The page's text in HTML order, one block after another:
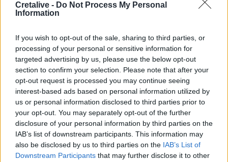
Cretalive - Do Not Process My Personal
Information
If you wish to opt-out of the sale, sharing to third parties, or
processing of your personal or sensitive information for
targeted advertising by us, please use the below opt-out
section to confirm your selection. Please note that after your
opt-out request is processed you may continue seeing
interest-based ads based on personal information utilized by
us or personal information disclosed to third parties prior to
your opt-out. You may separately opt-out of the further
disclosure of your personal information by third parties on the
IAB’s list of downstream participants. This information may
also be disclosed by us to third parties on the IAB’s List of
Downstream Participants that may further disclose it to other
Βερολίνο: «Στημένη προβοκάτσια» το περιστατικό με το
drone, σύμφωνα με τη ρωσική πρεσβεία
09:21
Σητεία: Κατασβέστηκε η φωτιά στα Αχλάδια - Μικρή η
καμένη έκταση
09:14
Χανιά: Ελλείψεις προσωπικού και προβλήματα στις
υπηρεσίες καθαριότητας
09:08
Διευρύνεται η εθνική πρωτοβουλία για τις τιμές στο ράφι
των σούπερ μάρκετ